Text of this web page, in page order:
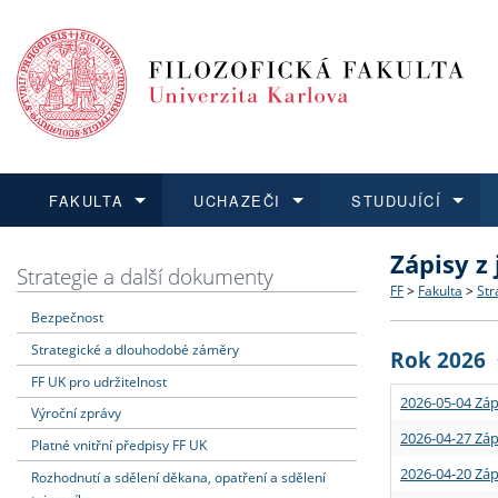
FAKULTA
Dozvědět se více
Struktura
Strategie
Podpora
UCHAZEČI
Podat přihlášku
Co
Učitelské
STUDUJÍCÍ
Dozvědět se více
Rigorózní
Dozvědět se více
O vědě a
Granty a
Dozvědět se více
Aktuální
Strategie a další dokumenty
Bezpečnost
Strategické a dlouhodobé záměry
FF UK pro udržitelnost
Výroční zprávy
Platné vnitřní předpisy FF UK
Rozhodnutí a sdělení děkana, opatření a sdělení
Zápisy
FF > Fakulta >
Rok 2026
2026-05-04
2026-04-27
2026-04-20